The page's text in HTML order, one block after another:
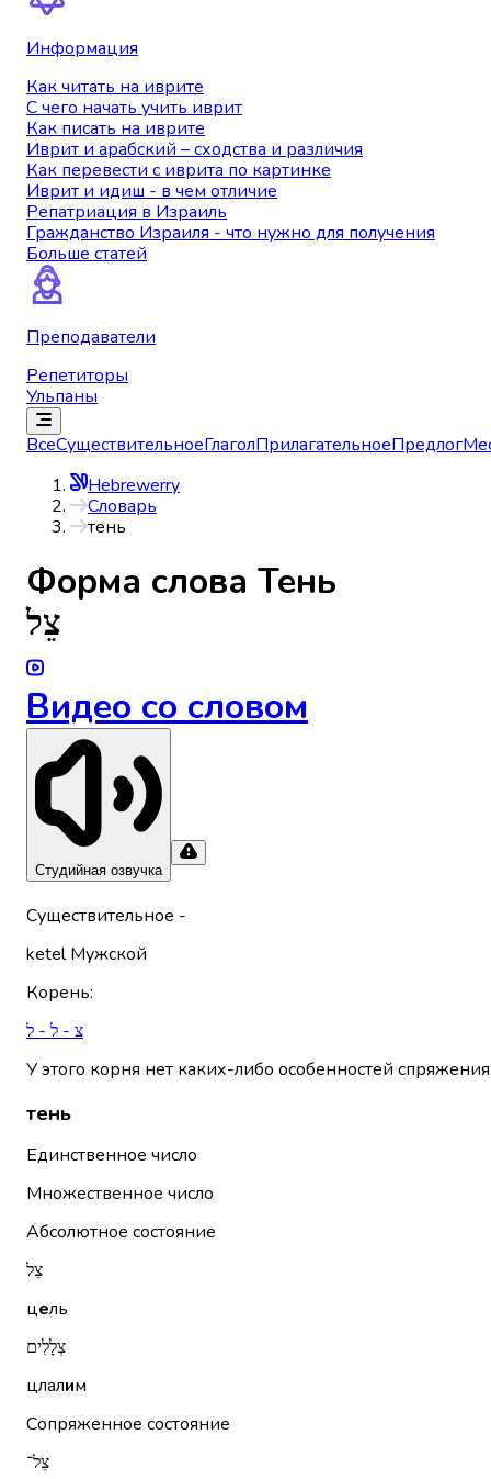
Информация
Как читать на иврите
С чего начать учить иврит
Как писать на иврите
Иврит и арабский – сходства и различия
Как перевести с иврита по картинке
Иврит и идиш - в чем отличие
Репатриация в Израиль
Гражданство Израиля - что нужно для получения
Больше статей
Преподаватели
Репетиторы
Ульпаны
ВсеСуществительноеГлаголПрилагательноеПредлог
Hebrewerry
Словарь
тень
Форма слова Тень
צֵל
Видео со словом
Студийная озвучка
Существительное -
ketel Мужской
Корень:
צ - ל - ל
У этого корня нет каких-либо особенностей
тень
Единственное число
Множественное число
Абсолютное состояние
צֵל
цель
צְלָלִים
цлалим
Сопряженное состояние
צֵל־